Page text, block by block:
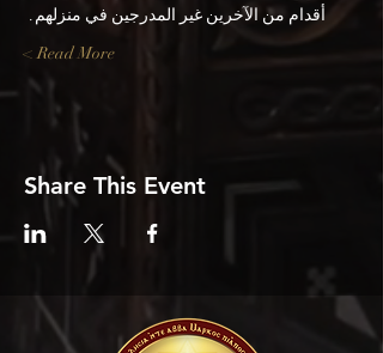
أقدام من الآخرين غير المدرجين في منزلهم.
Read More >
Share This Event